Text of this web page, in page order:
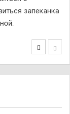
запеканка